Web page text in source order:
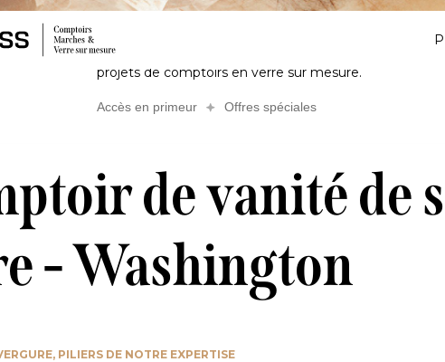
Perspectives de design et de fabrication sur des
projets de comptoirs en verre sur mesure.
Accès en primeur Offres spéciales
Salles de bain Comptoir de vanité de salle de bain
de vanité de
- Washington
PILIERS DE NOTRE EXPERTISE